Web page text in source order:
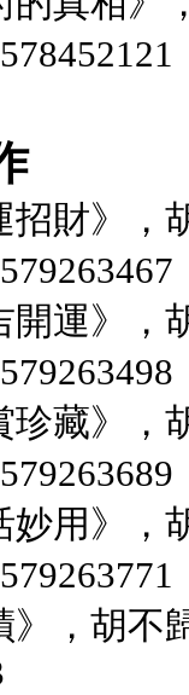
招財》
開運》
珍藏》
妙用》
》，胡